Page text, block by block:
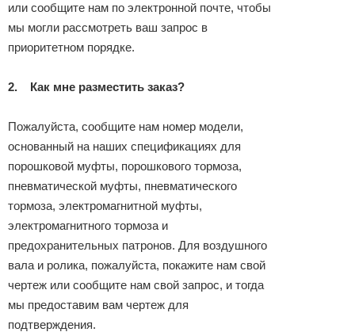
или сообщите нам по электронной почте, чтобы
мы могли рассмотреть ваш запрос в
приоритетном порядке.
2. Как мне разместить заказ?
Пожалуйста, сообщите нам номер модели,
основанный на наших спецификациях для
порошковой муфты, порошкового тормоза,
пневматической муфты, пневматического
тормоза, электромагнитной муфты,
электромагнитного тормоза и
предохранительных патронов. Для воздушного
вала и ролика, пожалуйста, покажите нам свой
чертеж или сообщите нам свой запрос, и тогда
мы предоставим вам чертеж для
подтверждения.